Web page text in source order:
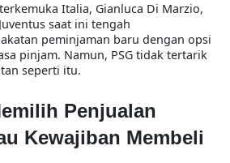
Italia, Gianluca Di Marzio,
saat ini tengah
peminjaman baru dengan opsi
pinjam. Namun, PSG tidak tertarik
seperti itu.
Penjualan
Kewajiban Membeli